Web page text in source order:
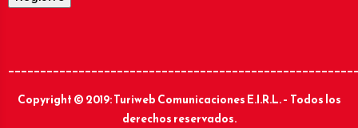
Copyright © 2019: Turiweb Comunicaciones E.I.R.L. – Todos los
derechos reservados.